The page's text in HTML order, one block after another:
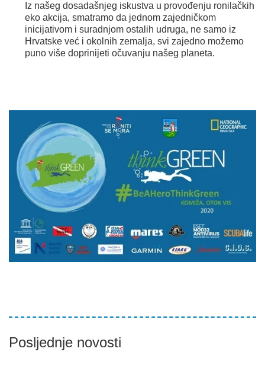
Iz našeg dosadašnjeg iskustva u provođenju ronilačkih
eko akcija, smatramo da jednom zajedničkom
inicijativom i suradnjom ostalih udruga, ne samo iz
Hrvatske već i okolnih zemalja, svi zajedno možemo
puno više doprinijeti očuvanju našeg planeta.
Posljednje novosti